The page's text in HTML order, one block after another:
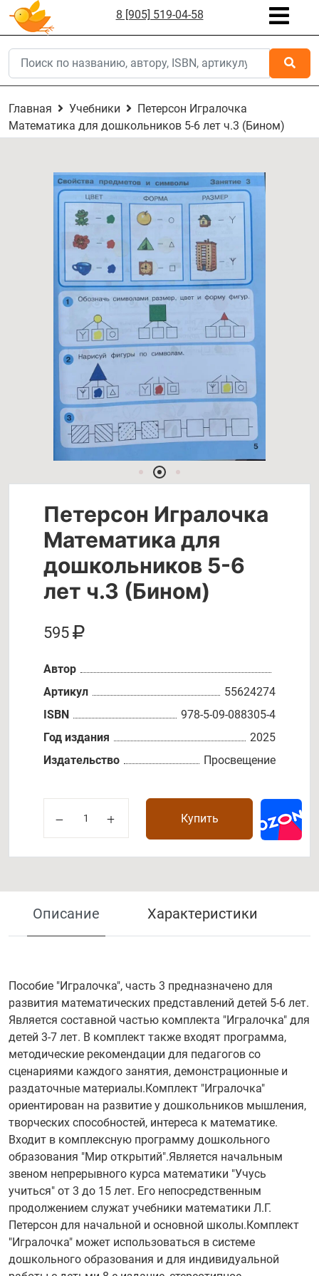
8 [905] 519-04-58
Главная Учебники
Петерсон Игралочка
Математика для дошкольников 5-6 лет ч.3 (Бином)
Петерсон Игралочка
Математика для
дошкольников 5-6
лет ч.3 (Бином)
595
Автор
Артикул
55624274
ISBN
978-5-09-088305-4
Год издания
2025
Издательство
Просвещение
Купить
Описание Характеристики
Пособие "Игралочка", часть 3 предназначено для
развития математических представлений детей 5-6 лет.
Является составной частью комплекта "Игралочка" для
детей 3-7 лет. В комплект также входят программа,
методические рекомендации для педагогов со
сценариями каждого занятия, демонстрационные и
раздаточные материалы.Комплект "Игралочка"
ориентирован на развитие у дошкольников мышления,
творческих способностей, интереса к математике.
Входит в комплексную программу дошкольного
образования "Мир открытий".Является начальным
звеном непрерывного курса математики "Учусь
учиться" от 3 до 15 лет. Его непосредственным
продолжением служат учебники математики Л.Г.
Петерсон для начальной и основной школы.Комплект
"Игралочка" может использоваться в системе
дошкольного образования и для индивидуальной